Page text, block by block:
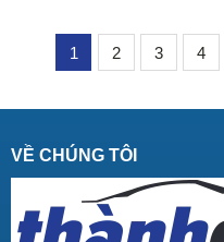
1 2 3 4
VỀ CHÚNG TÔI